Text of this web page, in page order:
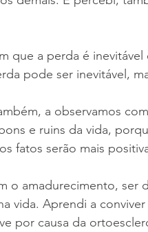
que a perda é
pode ser inevitável,
a observamos
e ruins da vida,
fatos serão mais
o amadurecimento, ser
vida. Aprendi a
por causa da